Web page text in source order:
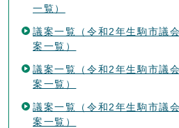
一覧）
議案一覧（令和2年生駒市議
案一覧）
議案一覧（令和2年生駒市議
案一覧）
議案一覧（令和2年生駒市議
案一覧）